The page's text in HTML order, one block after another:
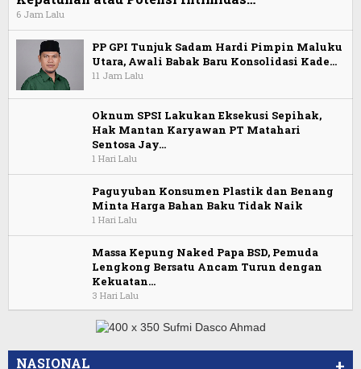
6 Jam Lalu
PP GPI Tunjuk Sadam Hardi Pimpin Maluku
Utara, Awali Babak Baru Konsolidasi Kade…
11 Jam Lalu
Oknum SPSI Lakukan Eksekusi Sepihak,
Hak Mantan Karyawan PT Matahari
Sentosa Jay…
1 Hari Lalu
Paguyuban Konsumen Plastik dan Benang
Minta Harga Bahan Baku Tidak Naik
1 Hari Lalu
Massa Kepung Naked Papa BSD, Pemuda
Lengkong Bersatu Ancam Turun dengan
Kekuatan…
3 Hari Lalu
NASIONAL